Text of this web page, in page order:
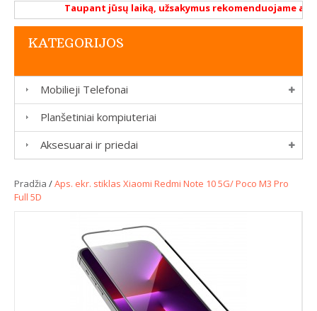
Taupant jūsų laiką, užsakymus rekomenduojame
KATEGORIJOS
Mobilieji Telefonai
Planšetiniai kompiuteriai
Aksesuarai ir priedai
Pradžia /Aps. ekr. stiklas Xiaomi Redmi Note 10 5G/ Poco M3 Pro
Full 5D